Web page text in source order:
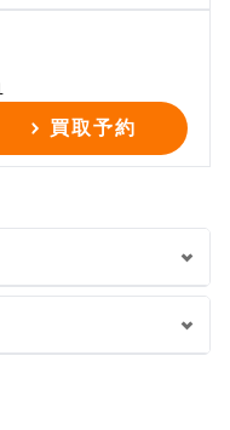
買取予約